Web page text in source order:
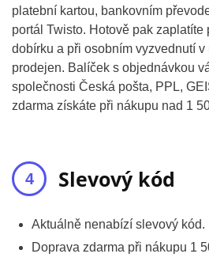
platební kartou, bankovním
portál Twisto. Hotově pak zaplatíte
dobírku a při osobním vyzvednutí v
prodejen. Balíček s objednávkou
společnosti Česká pošta, PPL,
zdarma získáte při nákupu nad 1
Slevový kód
Aktuálně nenabízí slevový kód.
Doprava zdarma při nákupu 1